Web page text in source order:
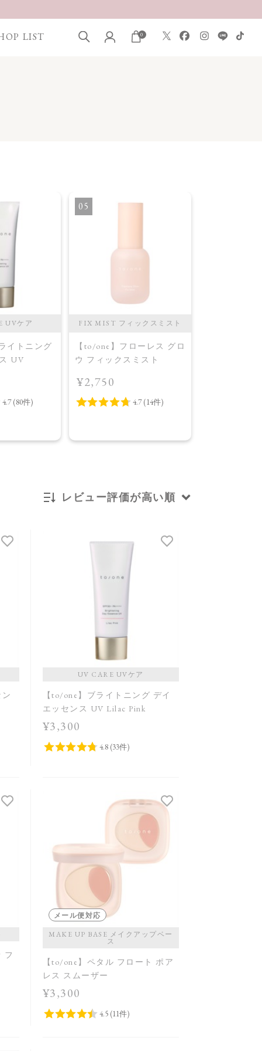
LIST 0
UVケア
イトニング
UV
5
FIX MIST フィックスミスト
【to/one】フローレス グロ
ウ フィックスミスト
¥2,750
レビュー評価が高い順
レビューが多い順
レビュー評価が高い順
UV CARE UVケア
【to/one】ブライトニング デイ
エッセンス UV Lilac Pink
¥3,300
フ
メール便対応
MAKE UP BASE メイクアップベー
ス
【to/one】ペタル フロート ポア
レス スムーザー
¥3,300